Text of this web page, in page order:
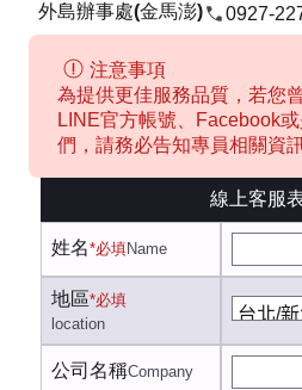
外島辦事處(金馬澎)
0927-
注意事項
為提供更佳服務品質，若您
LINE官方帳號、Facebook
們，請務必告知專員相關資
線上客服
姓名*必填Name
地區*必填
location
公司名稱Company